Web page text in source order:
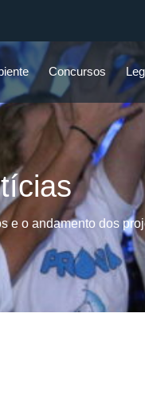
Concursos
e o andamento dos